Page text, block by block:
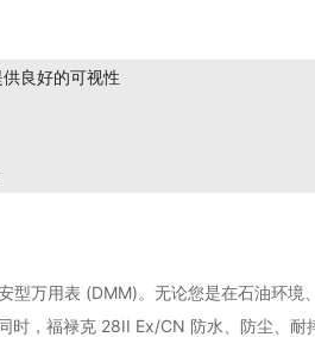
良好的可视性
万用表 (DMM)。无论您是在石油环
，福禄克 28II Ex/CN 防水、防尘、